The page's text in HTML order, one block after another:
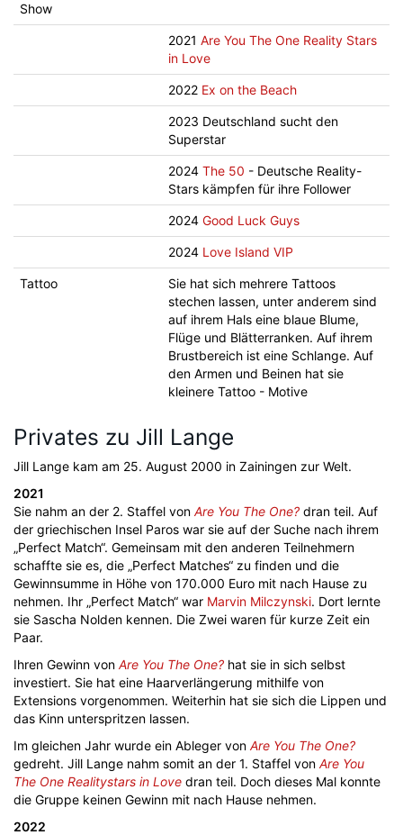
Show
2021 Are You The One Reality Stars
in Love
2022 Ex on the Beach
2023 Deutschland sucht den
Superstar
2024 The 50 - Deutsche Reality-
Stars kämpfen für ihre Follower
2024 Good Luck Guys
2024 Love Island VIP
Tattoo
Sie hat sich mehrere Tattoos
stechen lassen, unter anderem sind
auf ihrem Hals eine blaue Blume,
Flüge und Blätterranken. Auf ihrem
Brustbereich ist eine Schlange. Auf
den Armen und Beinen hat sie
kleinere Tattoo - Motive
Privates zu Jill Lange
Jill Lange kam am 25. August 2000 in Zainingen zur Welt.
2021
Sie nahm an der 2. Staffel von Are You The One? dran teil. Auf
der griechischen Insel Paros war sie auf der Suche nach ihrem
„Perfect Match“. Gemeinsam mit den anderen Teilnehmern
schaffte sie es, die „Perfect Matches“ zu finden und die
Gewinnsumme in Höhe von 170.000 Euro mit nach Hause zu
nehmen. Ihr „Perfect Match“ war Marvin Milczynski. Dort lernte
sie Sascha Nolden kennen. Die Zwei waren für kurze Zeit ein
Paar.
Ihren Gewinn von Are You The One? hat sie in sich selbst
investiert. Sie hat eine Haarverlängerung mithilfe von
Extensions vorgenommen. Weiterhin hat sie sich die Lippen und
das Kinn unterspritzen lassen.
Im gleichen Jahr wurde ein Ableger von Are You The One?
gedreht. Jill Lange nahm somit an der 1. Staffel von Are You
The One Realitystars in Love dran teil. Doch dieses Mal konnte
die Gruppe keinen Gewinn mit nach Hause nehmen.
2022